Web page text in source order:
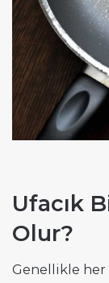
Ufacık
Olur?
Genellikle her